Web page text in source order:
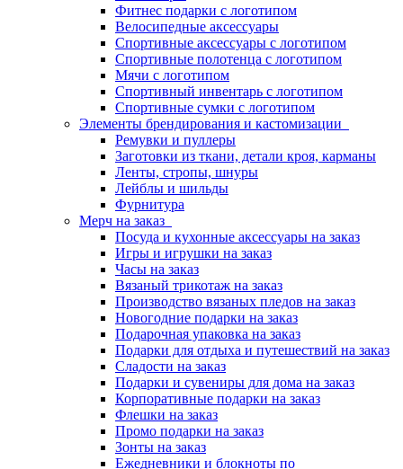
Фитнес подарки с логотипом
Велосипедные аксессуары
Спортивные аксессуары с логотипом
Спортивные полотенца с логотипом
Мячи с логотипом
Спортивный инвентарь с логотипом
Спортивные сумки с логотипом
Элементы брендирования и кастомизации
Ремувки и пуллеры
Заготовки из ткани, детали кроя, карманы
Ленты, стропы, шнуры
Лейблы и шильды
Фурнитура
Мерч на заказ
Посуда и кухонные аксессуары на заказ
Игры и игрушки на заказ
Часы на заказ
Вязаный трикотаж на заказ
Производство вязаных пледов на заказ
Новогодние подарки на заказ
Подарочная упаковка на заказ
Подарки для отдыха и путешествий на заказ
Сладости на заказ
Подарки и сувениры для дома на заказ
Корпоративные подарки на заказ
Флешки на заказ
Промо подарки на заказ
Зонты на заказ
Ежедневники и блокноты по